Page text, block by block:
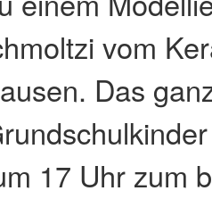
vom
Das
17 Uhr zum